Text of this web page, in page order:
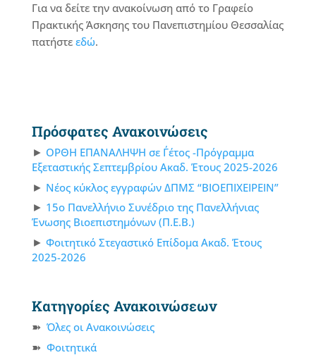
Για να δείτε την ανακοίνωση από το Γραφείο
Πρακτικής Άσκησης του Πανεπιστημίου Θεσσαλίας
πατήστε εδώ.
Πρόσφατες Ανακοινώσεις
ΟΡΘΗ ΕΠΑΝΑΛΗΨΗ σε Γ΄έτος -Πρόγραμμα
Εξεταστικής Σεπτεμβρίου Ακαδ. Έτους 2025-2026
Νέος κύκλος εγγραφών ΔΠΜΣ “ΒΙΟΕΠΙΧΕΙΡΕΙΝ”
15ο Πανελλήνιο Συνέδριο της Πανελλήνιας
Ένωσης Βιοεπιστημόνων (Π.Ε.Β.)
Φοιτητικό Στεγαστικό Επίδομα Ακαδ. Έτους
2025-2026
Κατηγορίες Ανακοινώσεων
Όλες οι Ανακοινώσεις
Φοιτητικά